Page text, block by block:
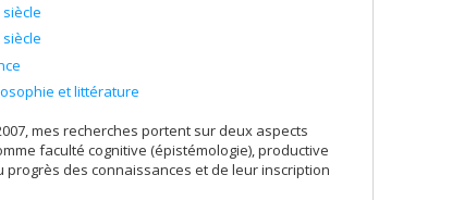
siècle
siècle
et littérature
mes recherches portent sur deux aspects
faculté cognitive (épistémologie), productive
des connaissances et de leur inscription